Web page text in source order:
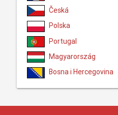
Česká
Polska
Portugal
Magyarország
Bosna i Hercegovina